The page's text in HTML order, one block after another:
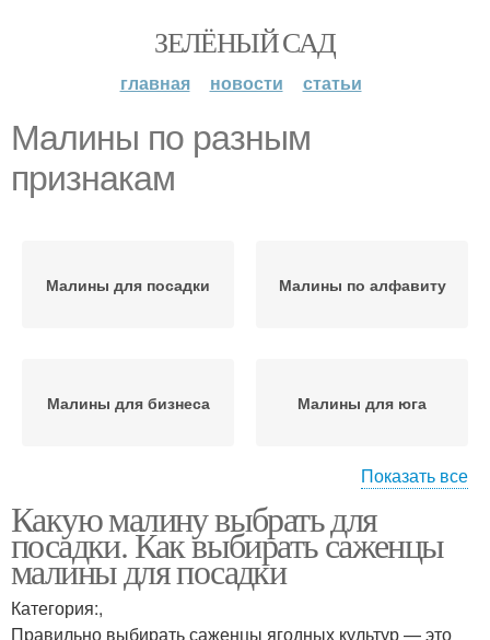
ЗЕЛЁНЫЙ САД
главная новости статьи
Малины по разным
признакам
Малины для посадки Малины по алфавиту
Малины для бизнеса Малины для юга
полосы
Малины с фото
Показать все
Какую малину выбрать для
посадки. Как выбирать саженцы
малины для посадки
Категория:,
Правильно выбирать саженцы ягодных культур — это